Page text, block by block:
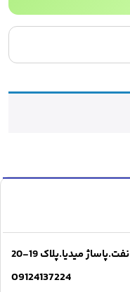
میدیا.پلاک 19-20
09124137224